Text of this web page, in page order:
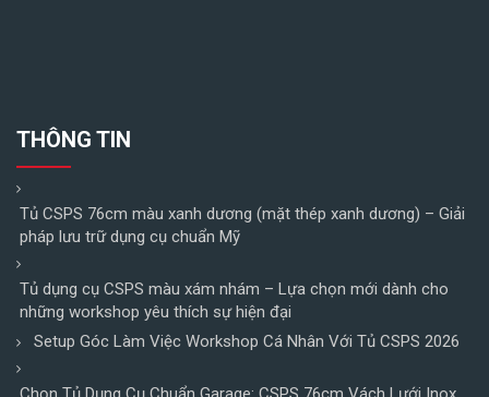
THÔNG TIN
Tủ CSPS 76cm màu xanh dương (mặt thép xanh dương) – Giải
pháp lưu trữ dụng cụ chuẩn Mỹ
Tủ dụng cụ CSPS màu xám nhám – Lựa chọn mới dành cho
những workshop yêu thích sự hiện đại
Setup Góc Làm Việc Workshop Cá Nhân Với Tủ CSPS 2026